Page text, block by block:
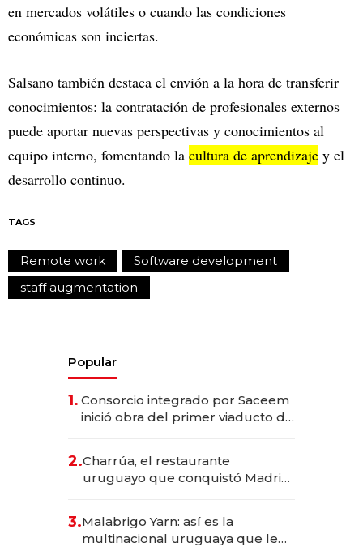
en mercados volátiles o cuando las condiciones
económicas son inciertas.
Salsano también destaca el envión a la hora de transferir
conocimientos: la contratación de profesionales externos
puede aportar nuevas perspectivas y conocimientos al
equipo interno, fomentando la cultura de aprendizaje y el
desarrollo continuo.
TAGS
Remote work
Software development
staff augmentation
Popular
1. Consorcio integrado por Saceem
inició obra del primer viaducto de
millones
2.Charrúa, el restaurante
uruguayo que conquistó Madrid:
anticipación y prepara apertura
3.Malabrigo Yarn: así es la
multinacional uruguaya que le